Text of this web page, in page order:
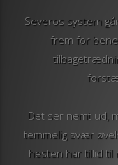
Severos system
frem for
Det ser nemt ud,
temmelig svær
hesten har tillid